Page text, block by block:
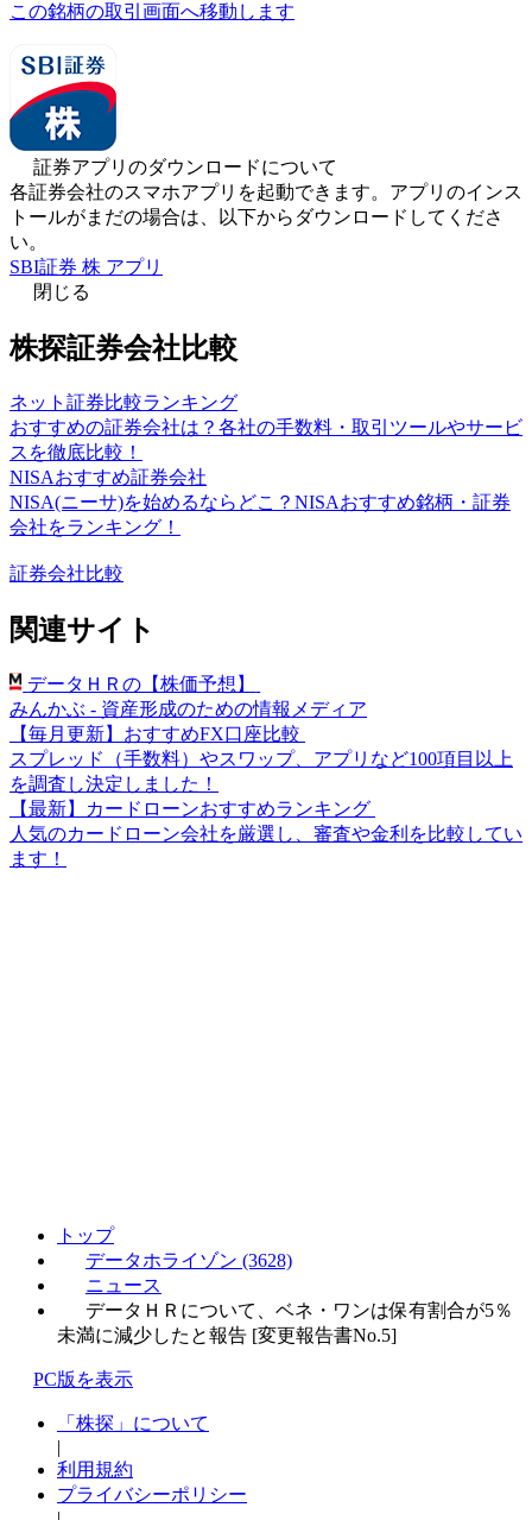
この銘柄の取引画面へ移動します
証券アプリのダウンロードについて
各証券会社のスマホアプリを起動できます。アプリのインス
トールがまだの場合は、以下からダウンロードしてくださ
い。
SBI証券 株 アプリ
閉じる
株探証券会社比較
ネット証券比較ランキング
おすすめの証券会社は？各社の手数料・取引ツールやサービ
スを徹底比較！
NISAおすすめ証券会社
NISA(ニーサ)を始めるならどこ？NISAおすすめ銘柄・証券
会社をランキング！
証券会社比較
関連サイト
データＨＲの【株価予想】
みんかぶ - 資産形成のための情報メディア
【毎月更新】おすすめFX口座比較
スプレッド（手数料）やスワップ、アプリなど100項目以上
を調査し決定しました！
【最新】カードローンおすすめランキング
人気のカードローン会社を厳選し、審査や金利を比較してい
ます！
トップ
データホライゾン (3628)
ニュース
データＨＲについて、ベネ・ワンは保有割合が5％
未満に減少したと報告 [変更報告書No.5]
PC版を表示
「株探」について
|
利用規約
プライバシーポリシー